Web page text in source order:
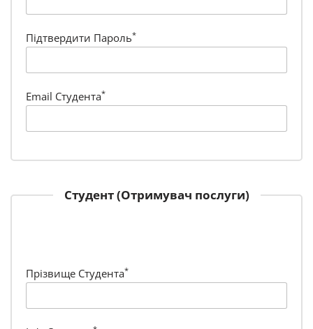
Підтвердити Пароль*
Email Студента*
Студент (Отримувач послуги)
Прізвище Студента*